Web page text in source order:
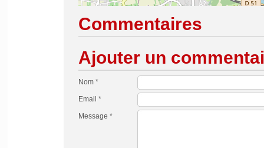
Commentaires
Ajouter un
Nom *
Email *
Message *